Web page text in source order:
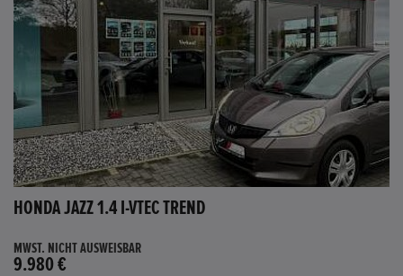
HONDA JAZZ 1.4 I-VTEC TREND
MWST. NICHT AUSWEISBAR
9.980 €